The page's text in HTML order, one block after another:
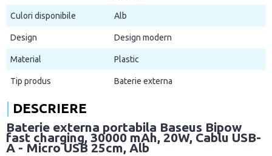
Culori disponibile Alb
Design Design modern
Material Plastic
Tip produs Baterie externa
DESCRIERE
Baterie externa portabila Baseus Bipow
fast charging, 30000 mAh, 20W, Cablu USB-
A - Micro USB 25cm, Alb